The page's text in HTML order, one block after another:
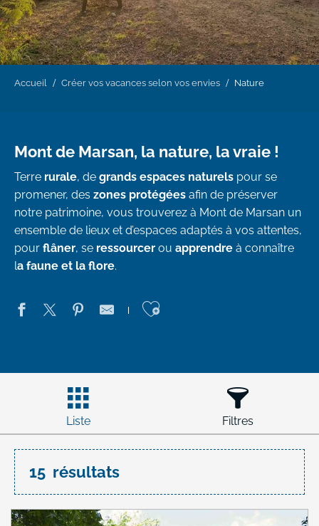
Accueil Créer vos vacances selon vos envies Nature
Mont de Marsan, la nature, la vraie !
Terre rurale, de grands espaces naturels pour se
promener, des zones protégées afin de préserver
notre patrimoine, vous trouverez à Mont de Marsan un
ensemble de lieux et d’espaces adaptés à vos attentes,
pour flâner, se ressourcer ou apprendre à connaître
la faune et la flore.
Ajouter aux
Liste Filtres
15 résultats